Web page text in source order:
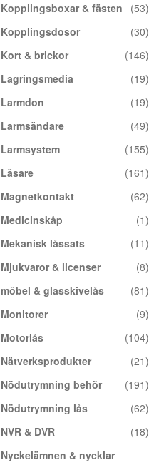
Kopplingsboxar & fästen
(53)
Kopplingsdosor
(30)
Kort & brickor
(146)
Lagringsmedia
(19)
Larmdon
(19)
Larmsändare
(49)
Larmsystem
(155)
Läsare
(161)
Magnetkontakt
(62)
Medicinskåp
(1)
Mekanisk låssats
(11)
Mjukvaror & licenser
(8)
möbel & glasskivelås
(81)
Monitorer
(9)
Motorlås
(104)
Nätverksprodukter
(21)
Nödutrymning behör
(191)
Nödutrymning lås
(62)
NVR & DVR
(18)
Nyckelämnen & nycklar